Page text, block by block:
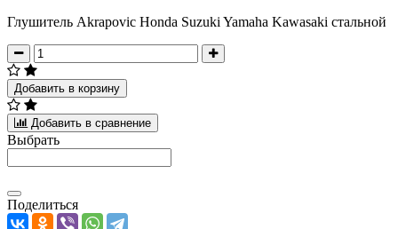
Глушитель Akrapovic Honda Suzuki Yamaha Kawasaki стальной
Добавить в корзину
Добавить в сравнение
Выбрать
Поделиться